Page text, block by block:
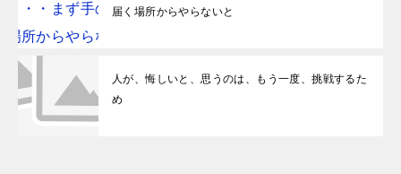
届く場所からやらないと
人が、悔しいと、思うのは、もう一度、挑戦するた
め